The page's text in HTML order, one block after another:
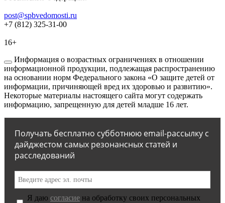
post@spbvedomosti.ru
+7 (812) 325-31-00
16+
Информация о возрастных ограничениях в отношении
информационной продукции, подлежащая распространению
на основании норм Федерального закона «О защите детей от
информации, причиняющей вред их здоровью и развитию».
Некоторые материалы настоящего сайта могут содержать
информацию, запрещенную для детей младше 16 лет.
Получать бесплатно субботнюю email-рассылку с
дайджестом самых резонансных статей и
расследований
Я даю согласие на обработку своих персональных